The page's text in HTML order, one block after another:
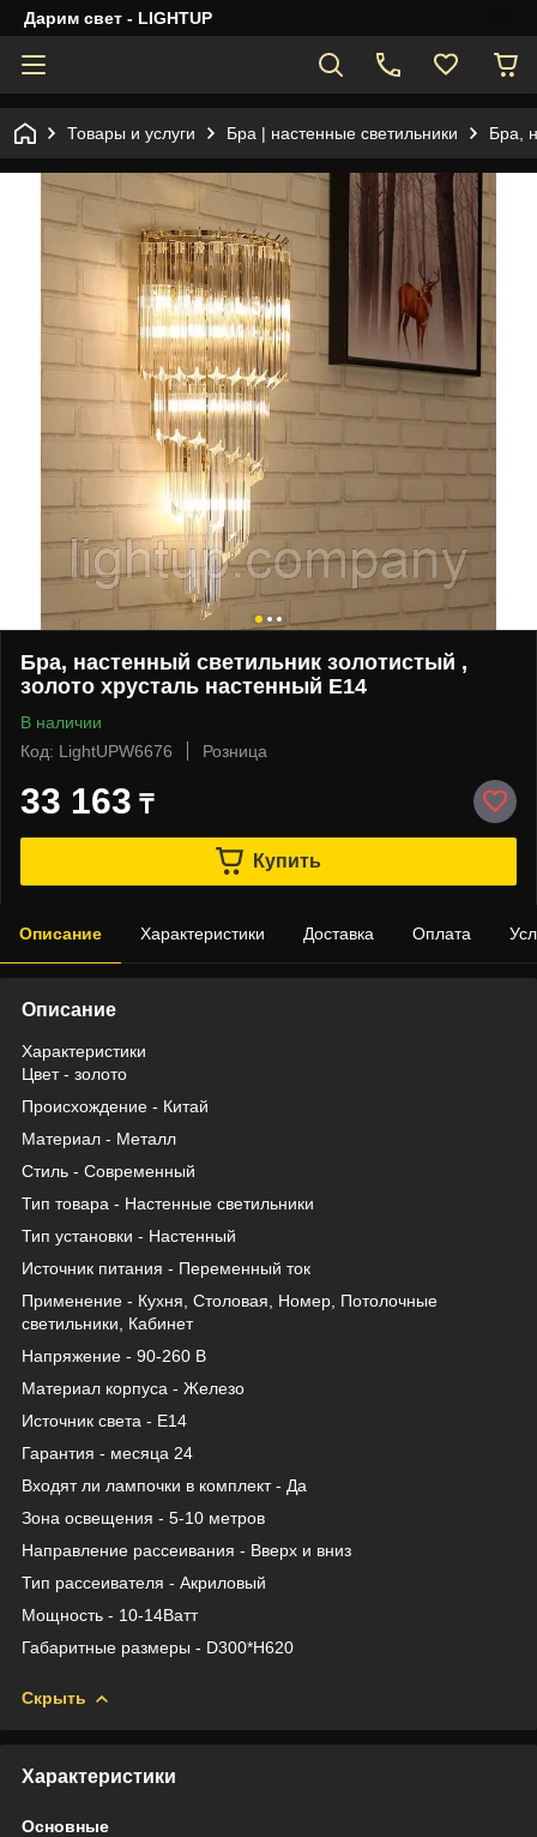
Дарим свет - LIGHTUP
Товары и услуги Бра | настенные светильники Бра,
Бра, настенный светильник золотистый ,
золото хрусталь настенный Е14
В наличии
Код: LightUPW6676
Розница
33 163 ₸
Купить
Описание Характеристики Доставка Оплата
Описание
Характеристики
Цвет - золото
Происхождение - Китай
Материал - Металл
Стиль - Современный
Тип товара - Настенные светильники
Тип установки - Настенный
Источник питания - Переменный ток
Применение - Кухня, Столовая, Номер, Потолочные
светильники, Кабинет
Напряжение - 90-260 В
Материал корпуса - Железо
Источник света - Е14
Гарантия - месяца 24
Входят ли лампочки в комплект - Да
Зона освещения - 5-10 метров
Направление рассеивания - Вверх и вниз
Тип рассеивателя - Акриловый
Мощность - 10-14Ватт
Габаритные размеры - D300*H620
Скрыть
Характеристики
Основные